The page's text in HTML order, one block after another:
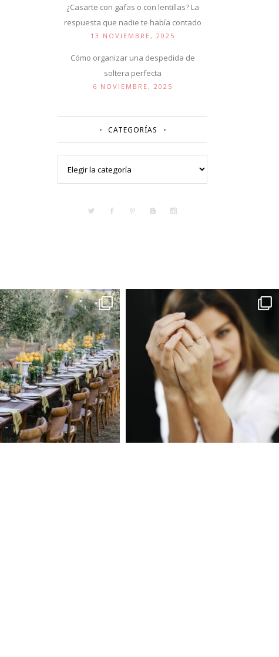
¿Casarte con gafas o con lentillas? La
respuesta que nadie te había contado
13 NOVIEMBRE, 2025
Cómo organizar una despedida de
soltera perfecta
6 NOVIEMBRE, 2025
CATEGORÍAS